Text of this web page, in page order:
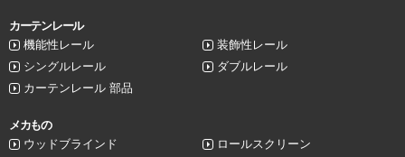
カーテンレール
機能性レール
装飾性レール
シングルレール
ダブルレール
カーテンレール 部品
メカもの
ウッドブラインド
ロールスクリーン